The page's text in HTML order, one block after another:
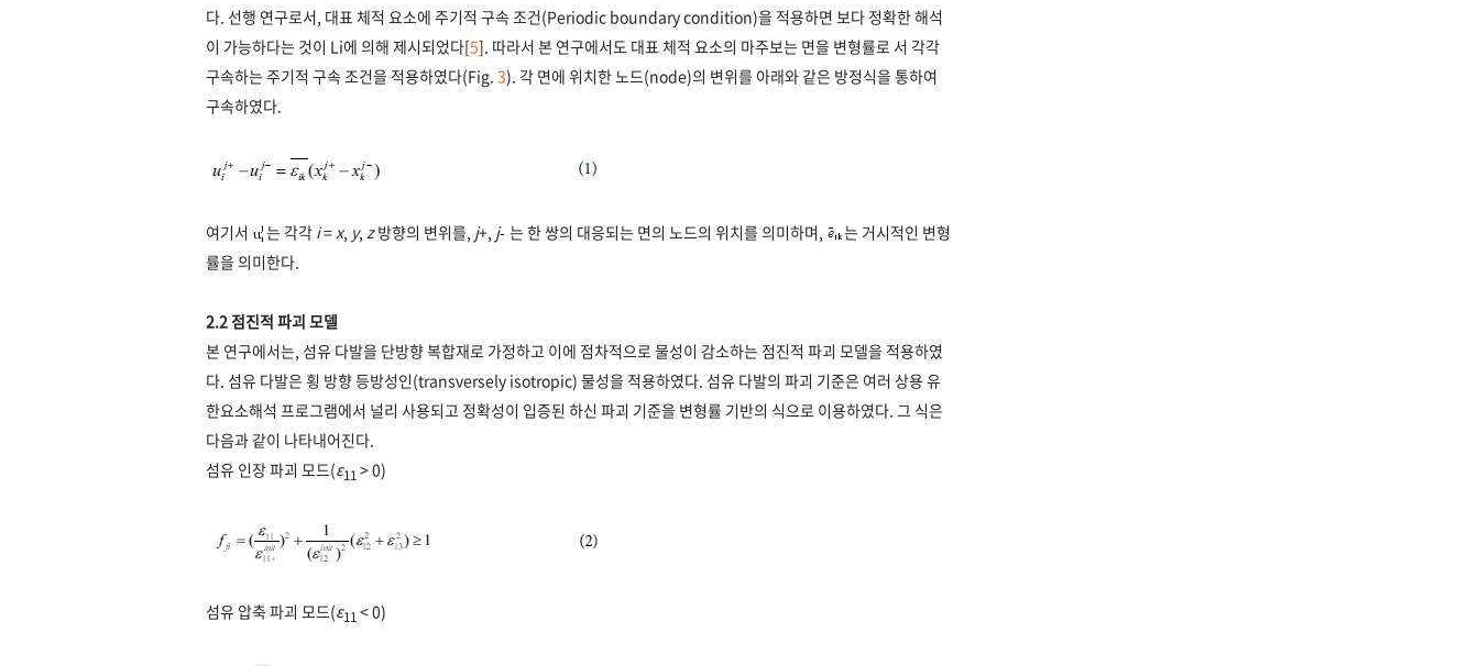
다. 선행 연구로서, 대표 체적 요소에 주기적 구속 조건(Periodic boundary condition)을 적용하면 보다 정확한 해석
이 가능하다는 것이 Li에 의해 제시되었다[5]. 따라서 본 연구에서도 대표 체적 요소의 마주보는 면을 변형률로 서 각각
구속하는 주기적 구속 조건을 적용하였다(Fig. 3). 각 면에 위치한 노드(node)의 변위를 아래와 같은 방정식을 통하여
구속하였다.
여기서 는 각각 i=x, y, z방향의 변위를, j+, j- 는 한 쌍의 대응되는 면의 노드의 위치를 의미하며,
는 거시적인 변형
률을 의미한다.
2.2 점진적 파괴 모델
본 연구에서는, 섬유 다발을 단방향 복합재로 가정하고 이에 점차적으로 물성이 감소하는 점진적 파괴 모델을 적용하였
다. 섬유 다발은 횡 방향 등방성인(transversely isotropic) 물성을 적용하였다. 섬유 다발의 파괴 기준은 여러 상용 유
한요소해석 프로그램에서 널리 사용되고 정확성이 입증된 하신 파괴 기준을 변형률 기반의 식으로 이용하였다. 그 식은
다음과 같이 나타내어진다.
섬유 인장 파괴 모드(ε11> 0)
섬유 압축 파괴 모드(ε11< 0)